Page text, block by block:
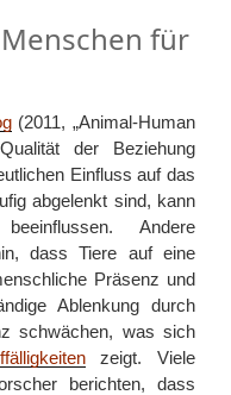
für
(2011, „Animal-Human
der Beziehung
Einfluss auf das
abgelenkt sind, kann
Andere
dass Tiere auf eine
Präsenz und
Ablenkung durch
schwächen, was sich
zeigt. Viele
berichten, dass